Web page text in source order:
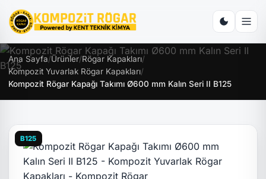
Ana Sayfa/Ürünler/Rögar Kapakları/
Kompozit Yuvarlak Rögar Kapakları/
Kompozit Rögar Kapağı Takımı Ø600 mm Kalın Seri II B125
B125